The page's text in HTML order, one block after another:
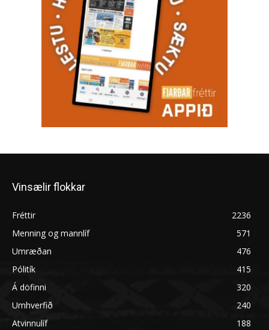
Vinsælir flokkar
Fréttir
2236
Menning og mannlíf
571
Umræðan
476
Pólitík
415
Á döfinni
320
Umhverfið
240
Atvinnulíf
188